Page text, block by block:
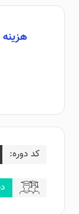
هزینه
کد دوره: